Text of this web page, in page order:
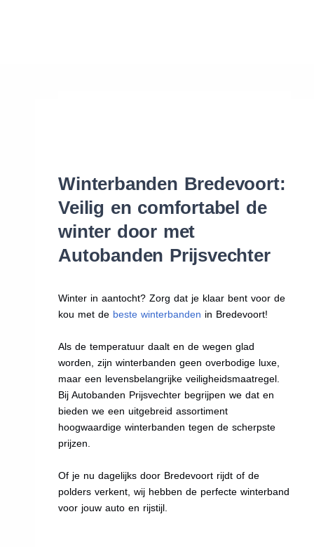
Winterbanden Bredevoort:
Veilig en comfortabel de
winter door met
Autobanden Prijsvechter
Winter in aantocht? Zorg dat je klaar bent voor de
kou met de beste winterbanden in Bredevoort!
Als de temperatuur daalt en de wegen glad
worden, zijn winterbanden geen overbodige luxe,
maar een levensbelangrijke veiligheidsmaatregel.
Bij Autobanden Prijsvechter begrijpen we dat en
bieden we een uitgebreid assortiment
hoogwaardige winterbanden tegen de scherpste
prijzen.
Of je nu dagelijks door Bredevoort rijdt of de
polders verkent, wij hebben de perfecte winterband
voor jouw auto en rijstijl.